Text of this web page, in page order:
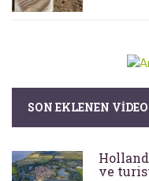
SON EKLENEN
ve